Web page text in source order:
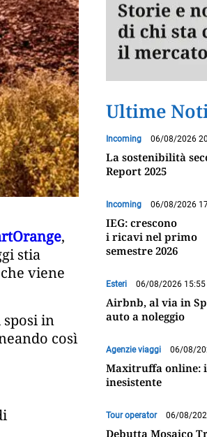
,
stia
viene
in
così
Ultime
Incoming 06/08/2026
La sostenibilità
Report 2025
Incoming 06/08/2026
IEG: crescono
i ricavi nel primo
semestre 2026
Esteri 06/08/2026 15:55
Airbnb, al via in
auto a noleggio
Agenzie viaggi 06/08/
Maxitruffa online:
inesistente
Tour operator 06/08/
Debutta Mosaico